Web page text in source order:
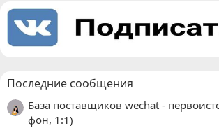
Последние сообщения
База поставщиков wechat -
фон, 1:1)